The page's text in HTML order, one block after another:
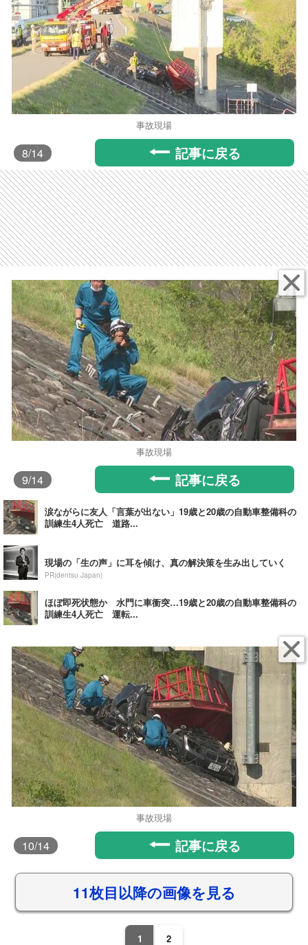
事故現場
8/14 記事に戻る
事故現場
9/14 記事に戻る
涙ながらに友人「言葉が出ない」19歳と20歳の自動車整備科の
訓練生4人死亡 道路...
現場の「生の声」に耳を傾け、真の解決策を生み出していく
PR(dentsu Japan)
ほぼ即死状態か 水門に車衝突…19歳と20歳の自動車整備科の
訓練生4人死亡 運転...
事故現場
10/14 記事に戻る
11枚目以降の画像を見る
1 2